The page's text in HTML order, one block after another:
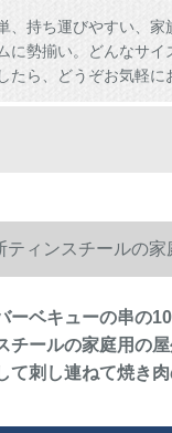
、持ち運びやすい、
に勢揃い。どんなサ
たら、どうぞお気軽に
ィンスチールの
ーベキューの串の
チールの家庭用の
て刺し連ねて焼き肉